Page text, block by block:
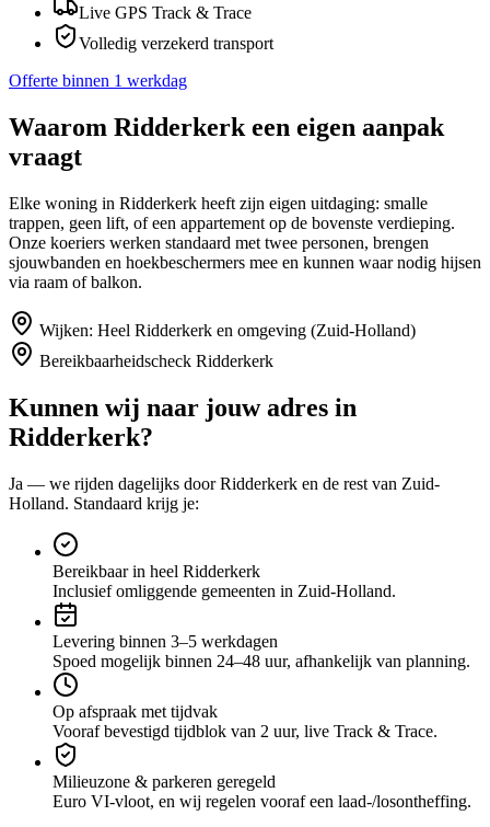
Live GPS Track & Trace
Volledig verzekerd transport
Offerte binnen 1 werkdag
Waarom Ridderkerk een eigen aanpak
vraagt
Elke woning in Ridderkerk heeft zijn eigen uitdaging: smalle
trappen, geen lift, of een appartement op de bovenste verdieping.
Onze koeriers werken standaard met twee personen, brengen
sjouwbanden en hoekbeschermers mee en kunnen waar nodig hijsen
via raam of balkon.
Wijken: Heel Ridderkerk en omgeving (Zuid-Holland)
Bereikbaarheidscheck Ridderkerk
Kunnen wij naar jouw adres in
Ridderkerk?
Ja — we rijden dagelijks doorRidderkerk en de rest van Zuid-
Holland. Standaard krijg je:
Bereikbaar in heel Ridderkerk
Inclusief omliggende gemeenten in Zuid-Holland.
Levering binnen 3–5 werkdagen
Spoed mogelijk binnen 24–48 uur, afhankelijk van planning.
Op afspraak met tijdvak
Vooraf bevestigd tijdblok van 2 uur, live Track & Trace.
Milieuzone & parkeren geregeld
Euro VI-vloot, en wij regelen vooraf een laad-/losontheffing.